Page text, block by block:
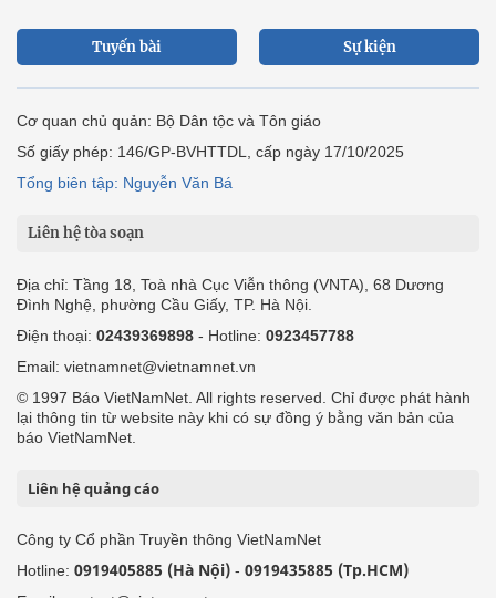
Tuyến bài Sự kiện
Cơ quan chủ quản: Bộ Dân tộc và Tôn giáo
Số giấy phép: 146/GP-BVHTTDL, cấp ngày 17/10/2025
Tổng biên tập: Nguyễn Văn Bá
Liên hệ tòa soạn
Địa chỉ: Tầng 18, Toà nhà Cục Viễn thông (VNTA), 68 Dương
Đình Nghệ, phường Cầu Giấy, TP. Hà Nội.
Điện thoại: 02439369898 - Hotline: 0923457788
Email: vietnamnet@vietnamnet.vn
© 1997 Báo VietNamNet. All rights reserved. Chỉ được phát hành
lại thông tin từ website này khi có sự đồng ý bằng văn bản của
báo VietNamNet.
Liên hệ quảng cáo
Công ty Cổ phần Truyền thông VietNamNet
Hotline: 0919405885 (Hà Nội) - 0919435885 (Tp.HCM)